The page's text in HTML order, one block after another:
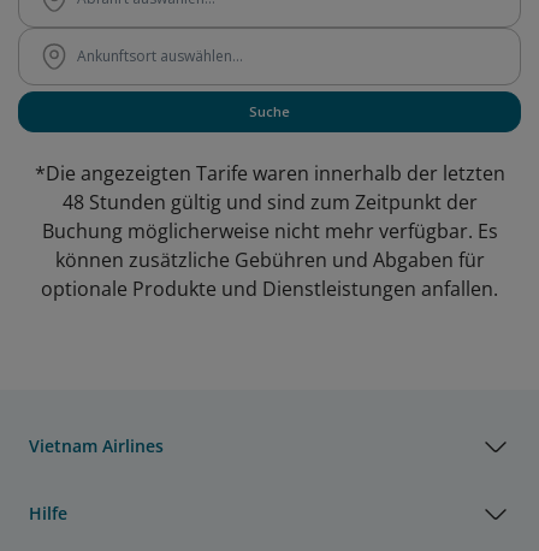
*Die angezeigten Tarife waren innerhalb der letzten
48 Stunden gültig und sind zum Zeitpunkt der
Buchung möglicherweise nicht mehr verfügbar. Es
können zusätzliche Gebühren und Abgaben für
optionale Produkte und Dienstleistungen anfallen.
Vietnam Airlines
Hilfe